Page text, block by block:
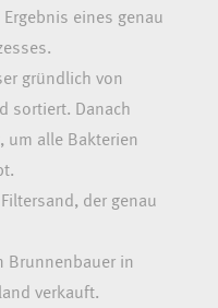
eines genau
gründlich von
sortiert. Danach
um alle Bakterien
der genau
Brunnenbauer in
verkauft.